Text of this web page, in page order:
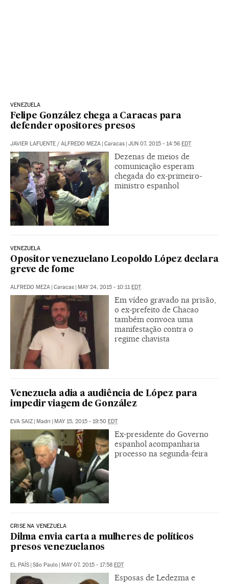
VENEZUELA
Felipe González chega a Caracas para
defender opositores presos
JAVIER LAFUENTE / ALFREDO MEZA | Caracas | JUN 07, 2015 - 14:56 EDT
Dezenas de meios de
comunicação esperam
chegada do ex-primeiro-
ministro espanhol
VENEZUELA
Opositor venezuelano Leopoldo López declara
greve de fome
ALFREDO MEZA | Caracas | MAY 24, 2015 - 10:11EDT
Em vídeo gravado na prisão,
o ex-prefeito de Chacao
também convoca uma
manifestação contra o
regime chavista
Venezuela adia a audiência de López para
impedir viagem de González
EVA SAIZ | Madri | MAY 15, 2015 - 19:50 EDT
Ex-presidente do Governo
espanhol acompanharia
processo na segunda-feira
CRISE NA VENEZUELA
Dilma envia carta a mulheres de políticos
presos venezuelanos
EL PAÍS | São Paulo | MAY 07, 2015 - 17:58 EDT
Esposas de Ledezma e